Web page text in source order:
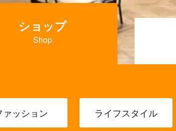
ショップ
ァッション ライフスタイル